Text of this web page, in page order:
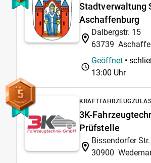
Stadtverwaltung
Aschaffenburg
Dalbergstr. 15
63739
Geöffnet •
13:00 Uhr
5
3K-
Prüfstelle
Bissendorfer
30900